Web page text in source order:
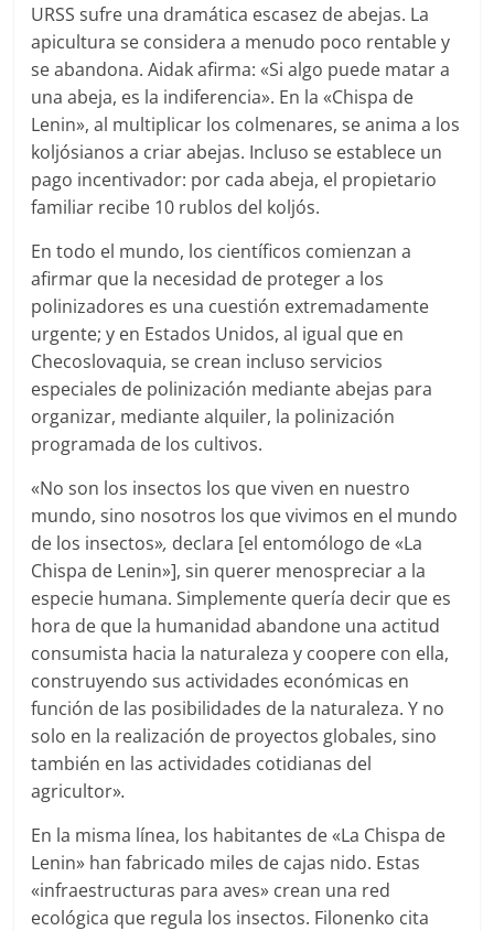
URSS sufre una dramática escasez de abejas. La
apicultura se considera a menudo poco rentable y
se abandona. Aidak afirma: «Si algo puede matar a
una abeja, es la indiferencia». En la «Chispa de
Lenin», al multiplicar los colmenares, se anima a los
koljósianos a criar abejas. Incluso se establece un
pago incentivador: por cada abeja, el propietario
familiar recibe 10 rublos del koljós.
En todo el mundo, los científicos comienzan a
afirmar que la necesidad de proteger a los
polinizadores es una cuestión extremadamente
urgente; y en Estados Unidos, al igual que en
Checoslovaquia, se crean incluso servicios
especiales de polinización mediante abejas para
organizar, mediante alquiler, la polinización
programada de los cultivos.
«No son los insectos los que viven en nuestro
mundo, sino nosotros los que vivimos en el mundo
de los insectos», declara [el entomólogo de «La
Chispa de Lenin»], sin querer menospreciar a la
especie humana. Simplemente quería decir que es
hora de que la humanidad abandone una actitud
consumista hacia la naturaleza y coopere con ella,
construyendo sus actividades económicas en
función de las posibilidades de la naturaleza. Y no
solo en la realización de proyectos globales, sino
también en las actividades cotidianas del
agricultor».
En la misma línea, los habitantes de «La Chispa de
Lenin» han fabricado miles de cajas nido. Estas
«infraestructuras para aves» crean una red
ecológica que regula los insectos. Filonenko cita